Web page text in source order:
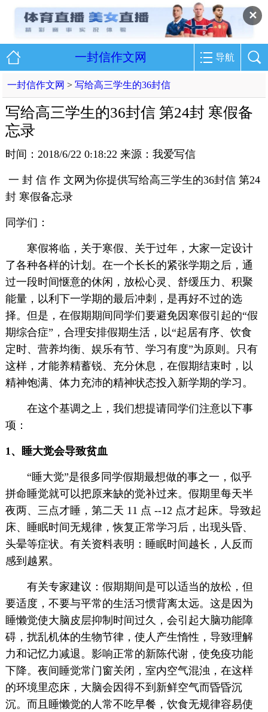
✕
一封信作文网 导航
一封信作文网 >写给高三学生的36封信
写给高三学生的36封信 第24封 寒假备
忘录
时间：2018/6/22 0:18:22 来源：我爱写信
一 封 信 作 文网为你提供写给高三学生的36封信 第24
封 寒假备忘录
同学们：
寒假将临，关于寒假、关于过年，大家一定设计
了各种各样的计划。在一个长长的紧张学期之后，通
过一段时间惬意的休闲，放松心灵、舒缓压力、积聚
能量，以利下一学期的最后冲刺，是再好不过的选
择。但是，在假期期间同学们要避免因寒假引起的“假
期综合症”，合理安排假期生活，以“起居有序、饮食
定时、营养均衡、娱乐有节、学习有度”为原则。只有
这样，才能养精蓄锐、充分休息，在假期结束时，以
精神饱满、体力充沛的精神状态投入新学期的学习。
在这个基调之上，我们想提请同学们注意以下事
项：
1、睡大觉会导致贫血
“睡大觉”是很多同学假期最想做的事之一，似乎
拼命睡觉就可以把原来缺的觉补过来。假期里每天半
夜两、三点才睡，第二天 11 点 --12 点才起床。导致起
床、睡眠时间无规律，恢复正常学习后，出现头昏、
头晕等症状。有关资料表明：睡眠时间越长，人反而
感到越累。
有关专家建议：假期期间是可以适当的放松，但
要适度，不要与平常的生活习惯背离太远。这是因为
睡懒觉使大脑皮层抑制时间过久，会引起大脑功能障
碍，扰乱机体的生物节律，使人产生惰性，导致理解
力和记忆力减退。影响正常的新陈代谢，使免疫功能
下降。夜间睡觉常门窗关闭，室内空气混浊，在这样
的环境里恋床，大脑会因得不到新鲜空气而昏昏沉
沉。而且睡懒觉的人常不吃早餐，饮食无规律容易使